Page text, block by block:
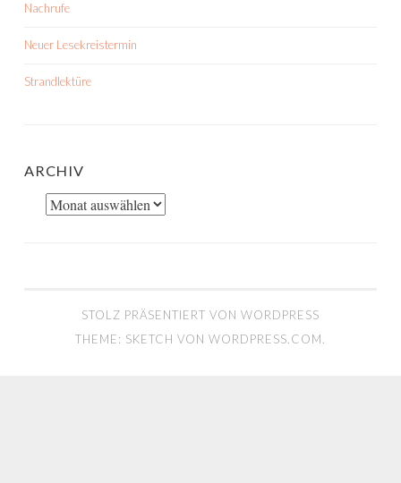
Nachrufe
Neuer Lesekreistermin
Strandlektüre
ARCHIV
Archiv
STOLZ PRÄSENTIERT VON WORDPRESS
THEME: SKETCH VON WORDPRESS.COM